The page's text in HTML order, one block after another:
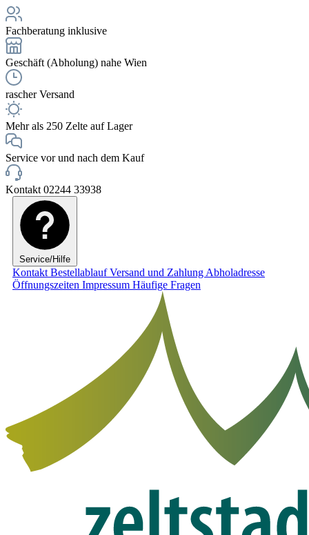
Fachberatung inklusive
Geschäft (Abholung) nahe Wien
rascher Versand
Mehr als 250 Zelte auf Lager
Service vor und nach dem Kauf
Kontakt 02244 33938
Service/Hilfe
Kontakt BestellablaufVersand und Zahlung Abholadresse
Öffnungszeiten Impressum Häufige Fragen